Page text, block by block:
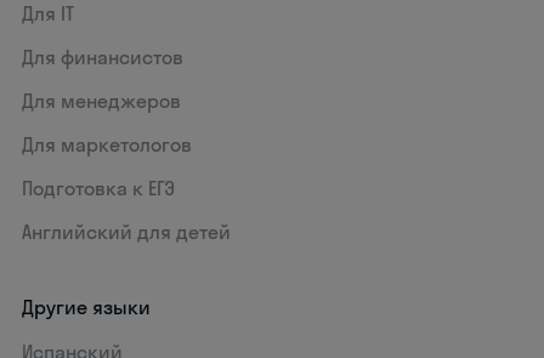
Для IT
Для финансистов
Для менеджеров
Для маркетологов
Подготовка к ЕГЭ
Английский для детей
Другие языки
Испанский